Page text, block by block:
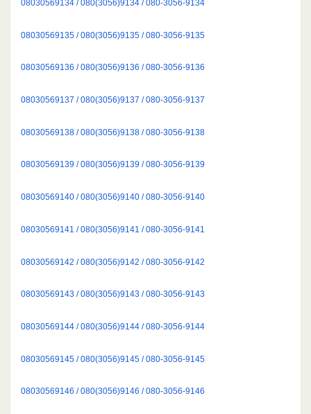
08030569134 / 080(3056)9134 / 080-3056-9134
08030569135 / 080(3056)9135 / 080-3056-9135
08030569136 / 080(3056)9136 / 080-3056-9136
08030569137 / 080(3056)9137 / 080-3056-9137
08030569138 / 080(3056)9138 / 080-3056-9138
08030569139 / 080(3056)9139 / 080-3056-9139
08030569140 / 080(3056)9140 / 080-3056-9140
08030569141 / 080(3056)9141 / 080-3056-9141
08030569142 / 080(3056)9142 / 080-3056-9142
08030569143 / 080(3056)9143 / 080-3056-9143
08030569144 / 080(3056)9144 / 080-3056-9144
08030569145 / 080(3056)9145 / 080-3056-9145
08030569146 / 080(3056)9146 / 080-3056-9146